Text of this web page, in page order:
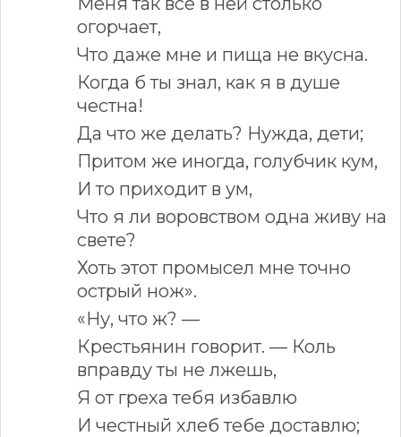
огорчает,
Что даже мне и пища не вкусна.
Когда б ты знал, как я в душе
честна!
Да что же делать? Нужда, дети;
Притом же иногда, голубчик кум,
И то приходит в ум,
Что я ли воровством одна живу на
свете?
Хоть этот промысел мне точно
острый нож».
«Ну, что ж? —
Крестьянин говорит. — Коль
вправду ты не лжешь,
Я от греха тебя избавлю
И честный хлеб тебе доставлю;